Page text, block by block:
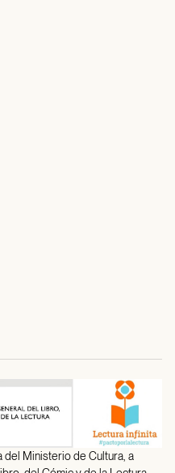
del Ministerio de Cultura, a